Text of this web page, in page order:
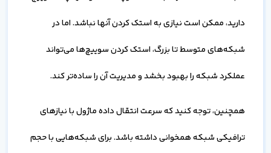
دارید، ممکن است نیازی به استک کردن آنها نباشد. اما در
شبکه‌های متوسط تا بزرگ، استک کردن سوییچ‌ها می‌تواند
عملکرد شبکه را بهبود بخشد و مدیریت آن را ساده‌تر کند.
همچنین، توجه کنید که سرعت انتقال داده ماژول با نیازهای
ترافیکی شبکه همخوانی داشته باشد. برای شبکه‌هایی با حجم